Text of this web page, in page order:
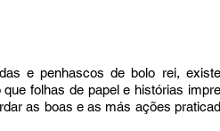
e penhascos de bolo rei,
folhas de papel e histórias
as boas e as más ações